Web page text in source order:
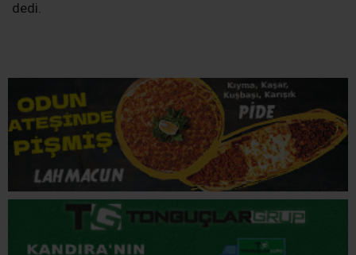
alanın sanayi girişi ile birlikte çevre düzenlemesi
sanayinin hareketlenmesini sağlayacak.” dedi. Samimi
bir havada geçen toplantıda Belediye Başkanı Cengiz
Kan“Geçtiğimiz günlerde sanayi esnafını ziyaretlerim
sırasında bazı sanayi çöplerinin sanayi sitesinin önünde
bulunan çimenlik alana dökülmüş. Ben o çöplerin gerekli
ekiplere temizliğini yaptırdım, ancak bundan sonra da
aynı durumla karşılaşırsak cezai işlem uygulanacak”
dedi.